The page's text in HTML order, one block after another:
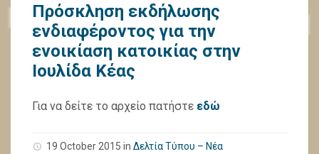
Πρόσκληση εκδήλωσης
ενδιαφέροντος για την
ενοικίαση κατοικίας στην
Ιουλίδα Κέας
Για να δείτε το αρχείο πατήστε εδώ
19 October 2015 in Δελτία Τύπου – Νέα